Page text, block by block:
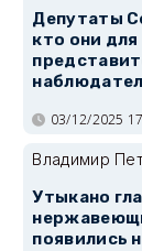
Депутаты
кто они
03/12/2025
Владимир
Утыкано
появились